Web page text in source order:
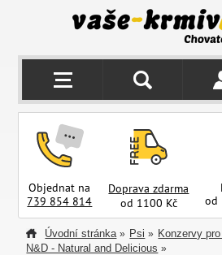
Objednat na
739 854 814
Doprava zdarma
od 1100 Kč
od
Úvodní stránka » Psi » Konzervy
N&D - Natural and Delicious »